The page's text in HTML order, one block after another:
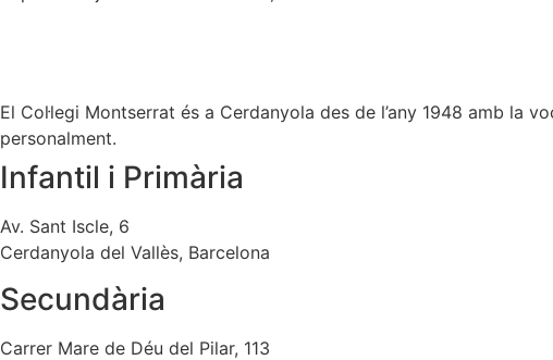
El Col·legi Montserrat és a Cerdanyola des de l’any 1948 amb la
personalment.
Infantil i Primària
Av. Sant Iscle, 6
Cerdanyola del Vallès, Barcelona
Secundària
Carrer Mare de Déu del Pilar, 113